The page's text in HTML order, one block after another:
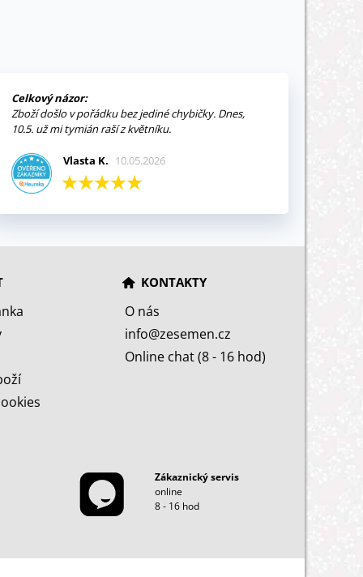
Celkový názor:
Zboží došlo v pořádku bez jediné chybičky. Dnes,
10.5. už mi tymián raší z květníku.
Vlasta K. 10.05.2026
KONTAKTY
O nás
info@zesemen.cz
Online chat (8 - 16 hod)
Zákaznický servis
online
8 - 16 hod